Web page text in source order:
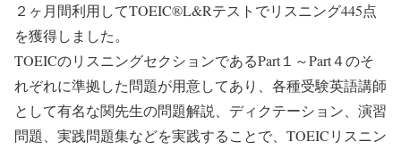
２ヶ月間利用してTOEIC®L&Rテストでリスニング445点
を獲得しました。
TOEICのリスニングセクションであるPart１～Part４のそ
れぞれに準拠した問題が用意してあり、各種受験英語講師
として有名な関先生の問題解説、ディクテーション、演習
問題、実践問題集などを実践することで、TOEICリスニン